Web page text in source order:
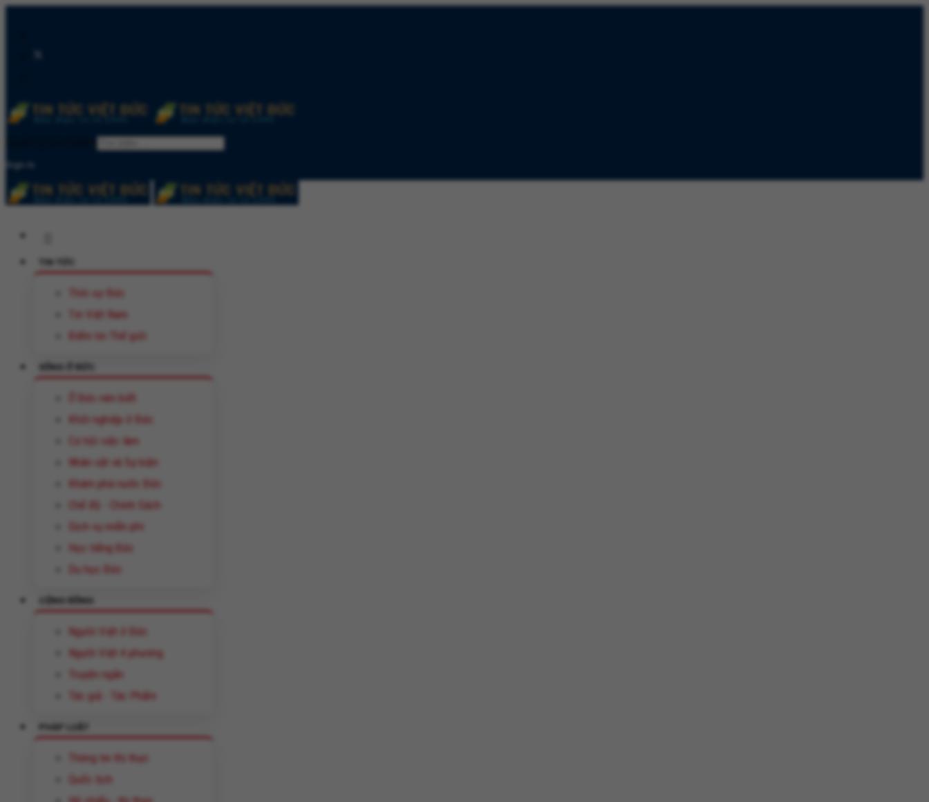
Sign In
TIN TỨC
Thời sự Đức
Tin Việt Nam
Điểm tin Thế giới
SỐNG Ở ĐỨC
Ở Đức nên biết
Khởi nghiệp ở Đức
Cơ hội việc làm
Nhân vật và Sự kiện
Khám phá nước Đức
Chế độ - Chính Sách
Dịch vụ miễn phí
Học tiếng Đức
Du học Đức
CỘNG ĐỒNG
Người Việt ở Đức
Người Việt 4 phương
Truyện ngắn
Tác giả - Tác Phẩm
Thông tin thị thực
Quốc tịch